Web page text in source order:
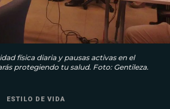
física diaria y pausas activas en el
protegiendo tu salud. Foto: Gentileza.
ESTILO DE VIDA